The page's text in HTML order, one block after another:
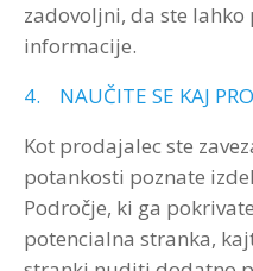
zadovoljni, da ste
informacije.
4. NAUČITE SE KAJ
Kot prodajalec ste
potankosti poznate
Področje, ki ga
potencialna stranka,